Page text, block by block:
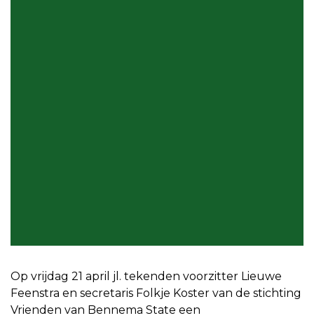
Op vrijdag 21 april jl. tekenden voorzitter Lieuwe
Feenstra en secretaris Folkje Koster van de stichting
Vrienden van Bennema State een